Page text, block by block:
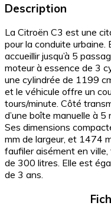
Description
La Citroën C3 est une
pour la conduite
accueillir jusqu’à 5
moteur à essence de 3
une cylindrée de 1199
et le véhicule offre un
tours/minute. Côté
d’une boîte manuelle à
Ses dimensions
mm de largeur, et 1474
faufiler aisément en
de 300 litres. Elle est
de 3 ans.